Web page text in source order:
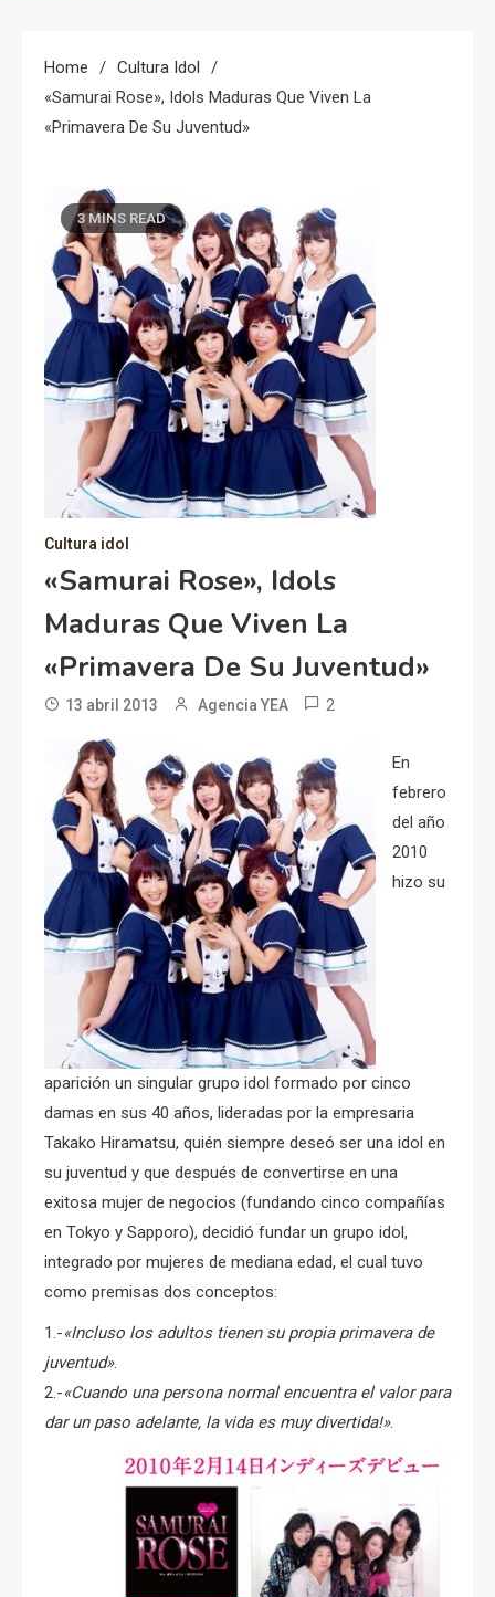
Home
Cultura Idol
«Samurai Rose», Idols Maduras Que Viven La
«primavera De Su Juventud»
3 MINS READ
Cultura idol
«Samurai Rose», Idols
Maduras Que Viven La
«primavera De Su Juventud»
13 abril 2013 Agencia YEA 2
En
febrero
del año
2010
hizo su
aparición un singular grupo idol formado por cinco
damas en sus 40 años, lideradas por la empresaria
Takako Hiramatsu, quién siempre deseó ser una idol en
su juventud y que después de convertirse en una
exitosa mujer de negocios (fundando cinco compañías
en Tokyo y Sapporo), decidió fundar un grupo idol,
integrado por mujeres de mediana edad, el cual tuvo
como premisas dos conceptos:
1.-«Incluso los adultos tienen su propia primavera de
juventud».
2.-«Cuando una persona normal encuentra el valor para
dar un paso adelante, la vida es muydivertida!».